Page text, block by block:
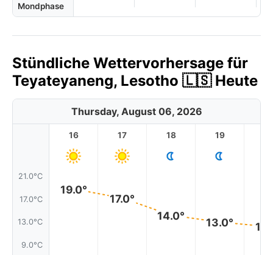
Mondphase
Stündliche Wettervorhersage für
Teyateyaneng, Lesotho 🇱🇸 Heute
Thursday, August 06, 2026
21.0°C
17.0°C
13.0°C
9.0°C
16
19.0°
17
17.0°
18
14.0°
19
13.0°